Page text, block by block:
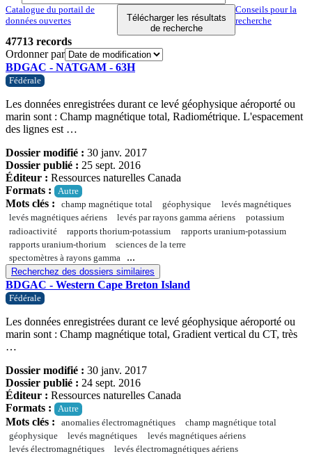
Catalogue du portail de
données ouvertes
Télécharger les résultats
de recherche
Conseils pour la
recherche
47713 records
Ordonner par
BDGAC - NATGAM - 63H
Fédérale
Les données enregistrées durant ce levé géophysique aéroporté ou
marin sont : Champ magnétique total, Radiométrique. L'espacement
des lignes est …
Dossier modifié : 30 janv. 2017
Dossier publié : 25 sept. 2016
Éditeur : Ressources naturelles Canada
Formats :
Autre
Mots clés : champ magnétique total géophysique
levés magnétiques
levés magnétiques aériens
levés par rayons gamma aériens
potassium
radioactivité
rapports thorium-potassium
rapports uranium-potassium
rapports uranium-thorium
sciences de la terre
spectomètres à rayons gamma
...
Recherchez des dossiers similaires
BDGAC - Western Cape Breton Island
Fédérale
Les données enregistrées durant ce levé géophysique aéroporté ou
marin sont : Champ magnétique total, Gradient vertical du CT, très
…
Dossier modifié : 30 janv. 2017
Dossier publié : 24 sept. 2016
Éditeur : Ressources naturelles Canada
Formats :
Autre
Mots clés : anomalies électromagnétiques
champ magnétique total
géophysique
levés magnétiques
levés magnétiques aériens
levés électromagnétiques
levés électromagnétiques aériens